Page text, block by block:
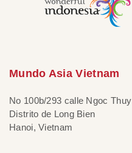
Mundo Asia Vietnam
No 100b/293 calle Ngoc Thuy
Distrito de Long Bien
Hanoi, Vietnam